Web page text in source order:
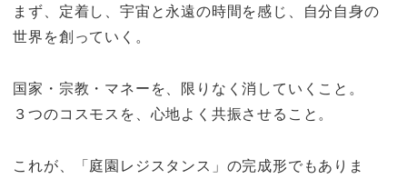
まず、定着し、宇宙と永遠の時間を感じ、自分自身の
世界を創っていく。
国家・宗教・マネーを、限りなく消していくこと。
３つのコスモスを、心地よく共振させること。
これが、「庭園レジスタンス」の完成形でもありま